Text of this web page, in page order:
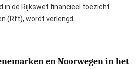
in de Rijkswet financieel toezicht
(Rft), wordt verlengd.
en Noorwegen in het